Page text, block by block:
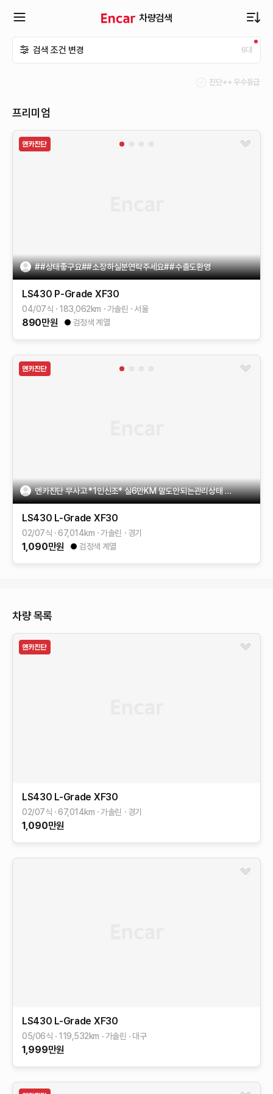
차량검색
뉴
검색 조건 변경 6대
진단++ 우수등급
프리미엄
##상태좋구요##소장하실분연락주세요##수출도환영
LS430 P-Grade XF30
04/07식 183,062km 가솔린 서울
890만원 검정색 계열
엔카진단 무사고 *1인신조* 실6만KM 말도안되는관리상태 유물급
LS430 L-Grade XF30
02/07식 67,014km 가솔린 경기
1,090만원 검정색 계열
차량 목록
LS430 L-Grade XF30
02/07식 67,014km 가솔린 경기
1,090만원
LS430 L-Grade XF30
05/06식 119,532km 가솔린 대구
1,999만원